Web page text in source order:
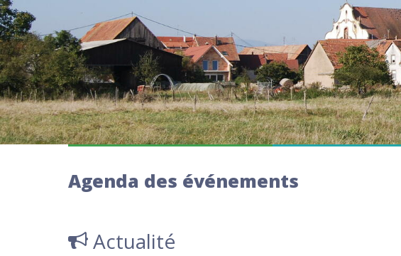
Agenda des événements
Actualité